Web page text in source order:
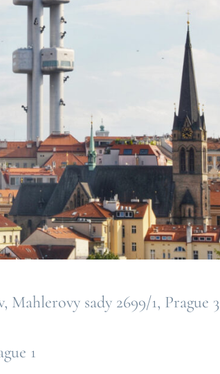
sady 2699/1, Prague 3
1